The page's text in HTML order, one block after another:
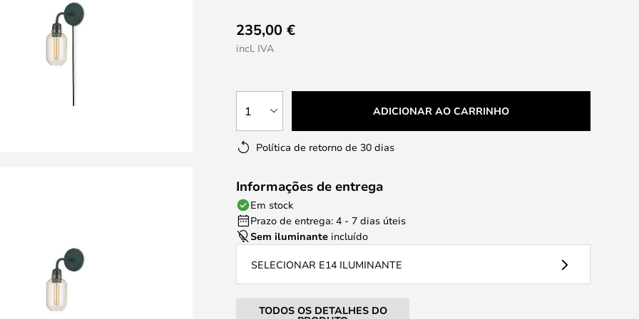
235,00 €
incl. IVA
1 ADICIONAR AO CARRINHO
Política de retorno de 30 dias
Informações de entrega
Em stock
Prazo de entrega: 4 - 7 dias úteis
Sem iluminante incluído
SELECIONAR E14 ILUMINANTE
TODOS OS DETALHES DO